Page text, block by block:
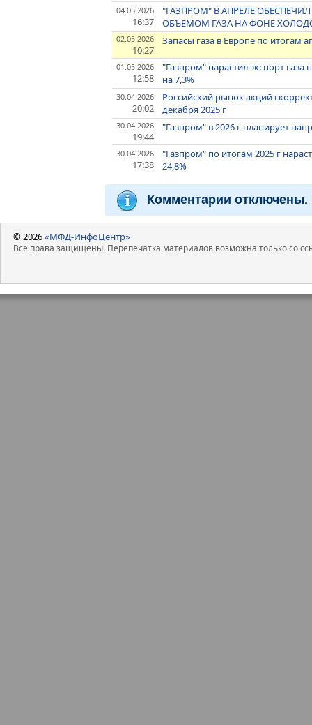
04.05.2026
16:37
"ГАЗПРОМ" В АПРЕЛЕ
ОБЪЕМОМ ГАЗА НА ФОНЕ
02.05.2026
10:27
Запасы газа в Европе по итогам
01.05.2026
12:58
"Газпром" нарастил экспорт
на 7,3%
30.04.2026
20:02
Российский рынок акций
декабря 2025 г
30.04.2026
19:44
"Газпром" в 2026 г планирует
30.04.2026
17:38
"Газпром" по итогам 2025 г
24,8%
Комментарии отключены.
© 2026«МФД-ИнфоЦентр»
Все права защищены. Перепечатка материалов возможна только со